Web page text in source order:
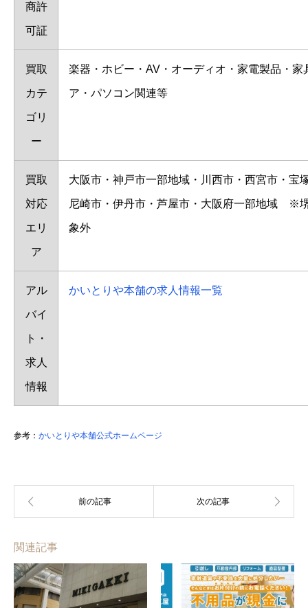
商許
可証
買取
カテ
ゴリ
ー
楽器・ホビー・AV・オーディオ・家電製品・家
ア・パソコン関連等
買取
対応
エリ
ア
大阪市・神戸市一部地域・川西市・西宮市・宝
尼崎市・伊丹市・芦屋市・大阪府一部地域 ※
象外
アル
バイ
ト・
求人
情報
かいとりや本舗の求人情報一覧
参考： かいとりや本舗公式ホームページ
関連記事